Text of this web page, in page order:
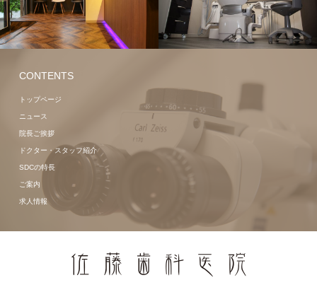
CONTENTS
トップページ
ニュース
院長ご挨拶
ドクター・スタッフ紹介
SDCの特長
ご案内
求人情報